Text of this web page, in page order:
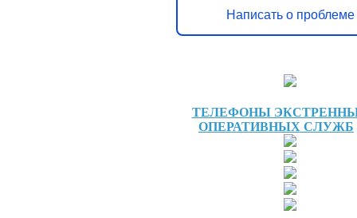
Написать о проблеме
ТЕЛЕФОНЫ
ОПЕРАТИВНЫХ СЛУЖБ